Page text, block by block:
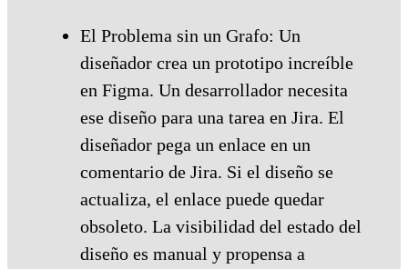
El Problema sin un Grafo: Un
diseñador crea un prototipo increíble
en Figma. Un desarrollador necesita
ese diseño para una tarea en Jira. El
diseñador pega un enlace en un
comentario de Jira. Si el diseño se
actualiza, el enlace puede quedar
obsoleto. La visibilidad del estado del
diseño es manual y propensa a